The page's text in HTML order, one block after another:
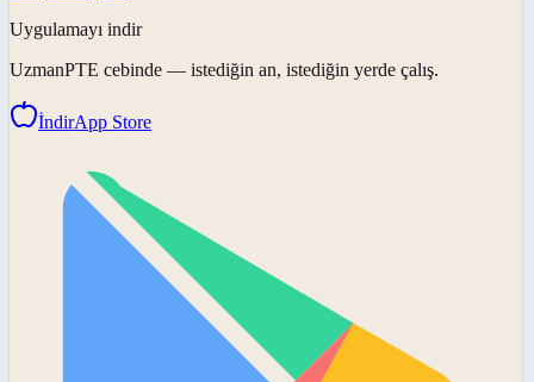
Uygulamayı indir
UzmanPTE cebinde — istediğin an, istediğin yerde çalış.
İndirApp Store